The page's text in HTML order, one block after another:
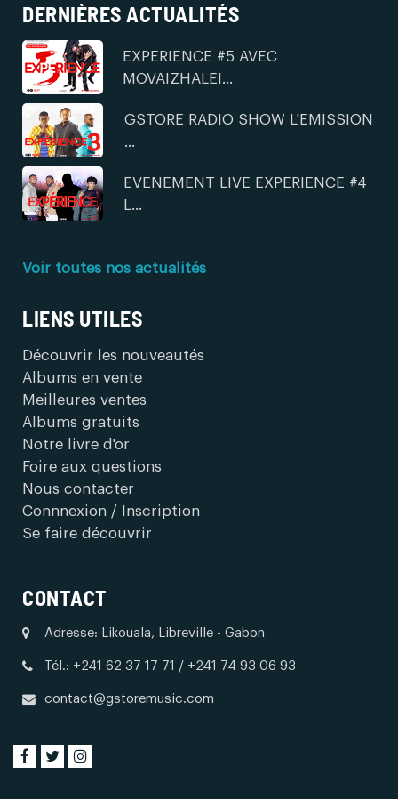
DERNIÈRES ACTUALITÉS
EXPERIENCE #5 AVEC
MOVAIZHALEI...
GSTORE RADIO SHOW L'EMISSION
...
EVENEMENT LIVE EXPERIENCE #4
L...
Voir toutes nos actualités
LIENS UTILES
Découvrir les nouveautés
Albums en vente
Meilleures ventes
Albums gratuits
Notre livre d'or
Foire aux questions
Nous contacter
Connnexion / Inscription
Se faire découvrir
CONTACT
Adresse: Likouala, Libreville - Gabon
Tél.: +241 62 37 17 71 / +241 74 93 06 93
contact@gstoremusic.com